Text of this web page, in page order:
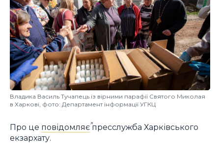
Владика Василь Тучапець із вірними парафії Святого Миколая
в Харкові, фото: Департамент інформації УГКЦ
Про це повідомляєпресслужба Харківського
екзархату.